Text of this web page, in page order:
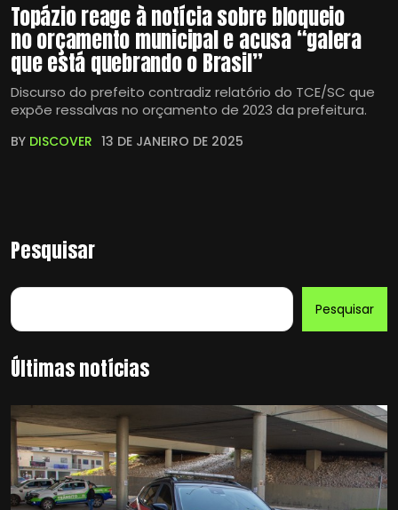
Topázio reage à notícia sobre bloqueio
no orçamento municipal e acusa “galera
que está quebrando o Brasil”
Discurso do prefeito contradiz relatório do TCE/SC que
expõe ressalvas no orçamento de 2023 da prefeitura.
BY DISCOVER 13 DE JANEIRO DE 2025
Pesquisar
Pesquisar
Últimas notícias